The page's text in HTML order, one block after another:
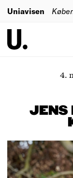
Uniavisen
4.
JENS